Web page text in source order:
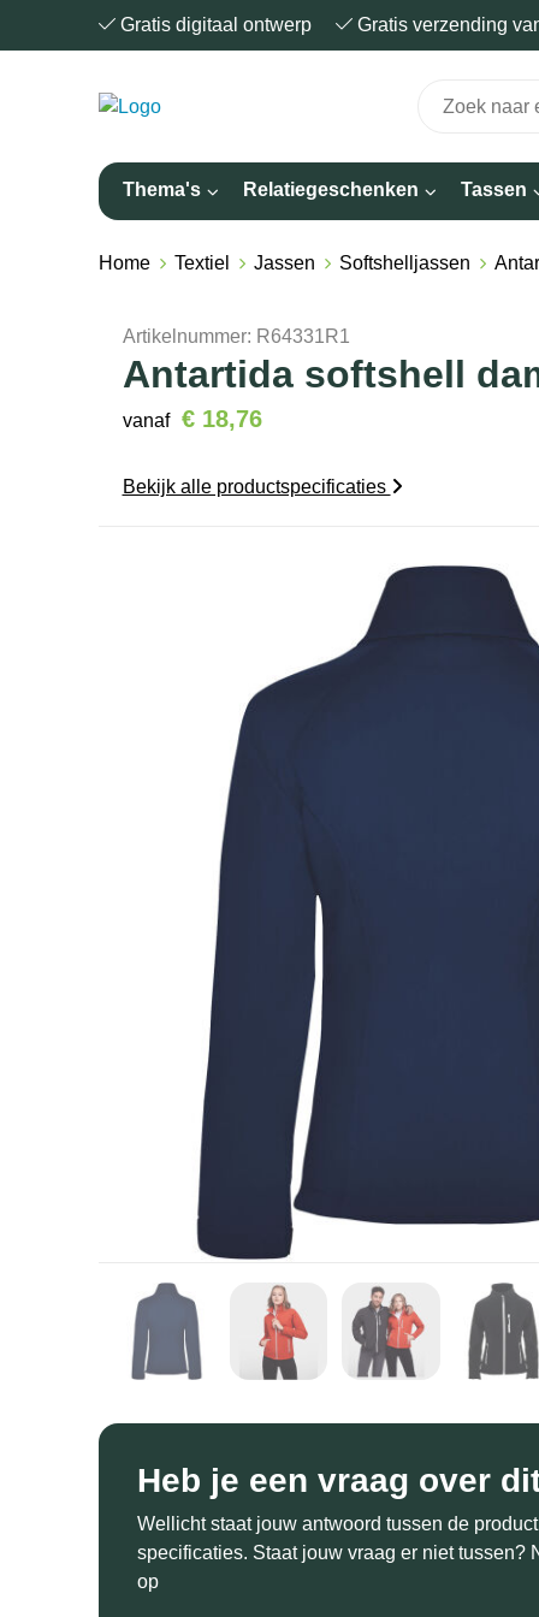
Gratis digitaal ontwerp Gratis verzending
Thema's Relatiegeschenken Tassen
Home Textiel Jassen Softshelljassen
Artikelnummer: R64331R1
Antartida softshell
vanaf € 18,76
Bekijk alle productspecificaties
Heb je een vraag over
Wellicht staat jouw antwoord tussen de
specificaties. Staat jouw vraag er niet tussen?
op